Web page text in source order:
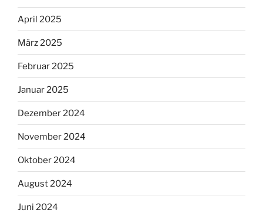
April 2025
März 2025
Februar 2025
Januar 2025
Dezember 2024
November 2024
Oktober 2024
August 2024
Juni 2024